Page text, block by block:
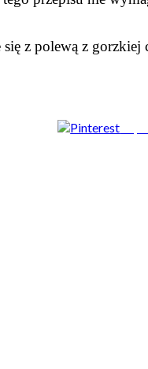
z polewą z gorzkiej